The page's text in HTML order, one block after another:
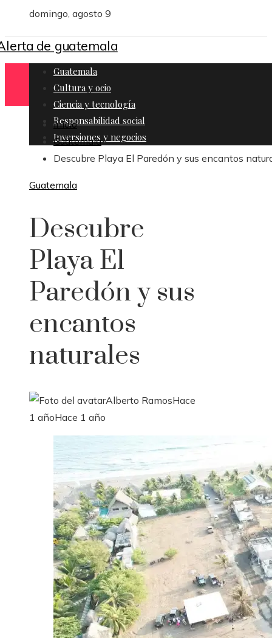
domingo, agosto 9
Guatemala
Cultura y ocio
Ciencia y tecnología
Responsabilidad social
Inversiones y negocios
Inicio
Guatemala
Descubre Playa El Paredón y sus encantos
Guatemala
Descubre
Playa El
Paredón y sus
encantos
naturales
Alberto RamosHace
1 añoHace 1 año